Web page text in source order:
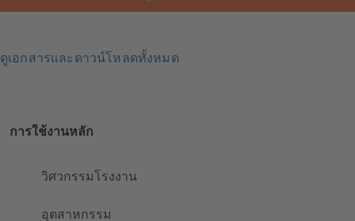
ดูเอกสารและดาวน์โหลดทั้งหมด
การใช้งานหลัก
วิศวกรรมโรงงาน
อุตสาหกรรม